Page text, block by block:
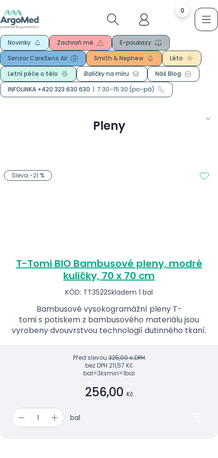
0
Novinky Zachraň mě
E-poukazy
Senzor CareSens Air
Smith & Nephew
Léto
Letní péče o tělo
Balíčky na míru
Náš Blog
INFOLINKA +420 323 630 630 | 7:30–15:30 (po–pá)
Pleny
T-Tomi BIO Bambusové pleny, modré
kuličky, 70 x 70 cm
KÓD: TT3522Skladem 1 bal
Bambusové vysokogramážní pleny T-
tomi s potiskem z bambusového materiálu jsou
vyrobeny dvouvrstvou technologií dutinného tkaní.
Před slevou 325,00 s DPH
bez DPH 211,57 Kč
bal=3ksmin=1bal
256,00 Kč
bal
Sleva -21 %